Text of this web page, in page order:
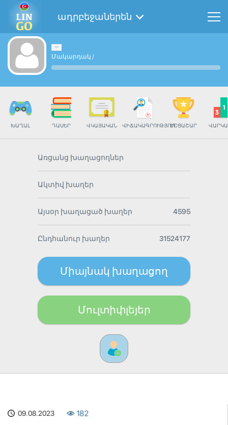
ադրբեջաներեն
Մակարդակ /
ԽԱՂԱԼ ԴԱՍԵՐ ՎԿԱՅԱԿԱՆ ՎԻՃԱԿԱԳՐՈՒԹՅՈՒՆՄՐՑԱՇԱՐ
Առցանց խաղացողներ
Ակտիվ խաղեր
Այսօր խաղացած խաղեր 4595
Ընդհանուր խաղեր 31524177
Միայնակ խաղացող
Մուլտիփլեյեր
09.08.2023 182